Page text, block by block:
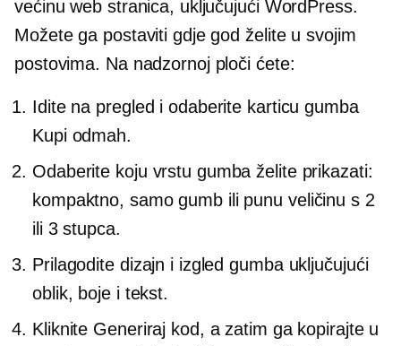
većinu web stranica, uključujući WordPress.
Možete ga postaviti gdje god želite u svojim
postovima. Na nadzornoj ploči ćete:
Idite na pregled i odaberite karticu gumba
Kupi odmah.
Odaberite koju vrstu gumba želite prikazati:
kompaktno, samo gumb ili punu veličinu s 2
ili 3 stupca.
Prilagodite dizajn i izgled gumba uključujući
oblik, boje i tekst.
Kliknite Generiraj kod, a zatim ga kopirajte u